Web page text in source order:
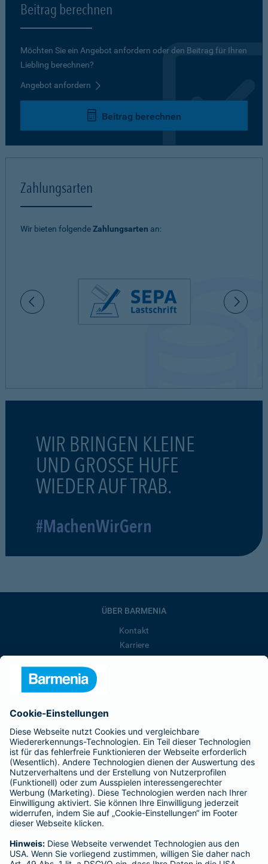
Beitrag berechnen
Möchten Sie ein Angebot anfordern oder den Beitrag für Ihren
Liebling berechnen?
Angebot anfordern
Beitrag berechnen
Zahlungsarten
Wir bieten folgendeZahlungsarten an:
WIR BRINGEN KLEINE
UND GROSSE HUFE
WIEDER AUF TRAB.
#MachenWirGern
ÜBER BARMENIA
Kontakt
Karriere
Barmenia ist Teil der BarmeniaGothaer
BELIEBTE SEITEN
Kranken-Zusatzversicherung
Tierversicherungen
Haftpflichtversicherung
Hausratversicherung
Adresse ändern